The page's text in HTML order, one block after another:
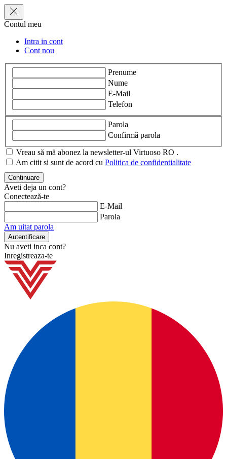
Contul meu
Intra in cont
Cont nou
Prenume
Nume
E-Mail
Telefon
Parola
Confirmă parola
Vreau să mă abonez la newsletter-ul Virtuoso RO .
Am citit si sunt de acord cu Politica de confidentialitate
Aveti deja un cont?
Conectează-te
E-Mail
Parola
Am uitat parola
Nu aveti inca cont?
Inregistreaza-te